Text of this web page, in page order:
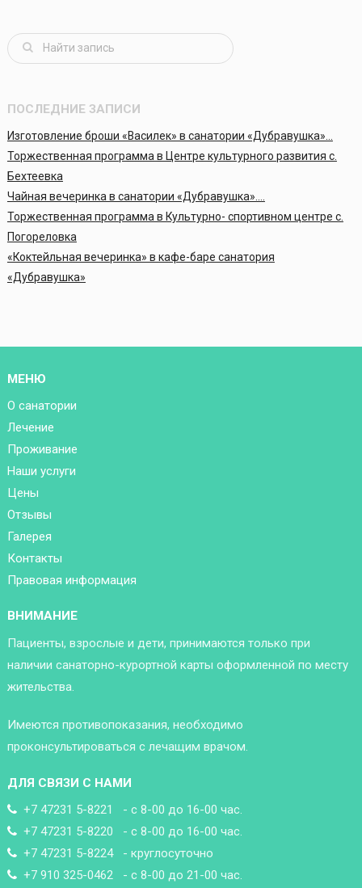
ПОСЛЕДНИЕ ЗАПИСИ
Изготовление броши «Василек» в санатории «Дубравушка»…
Торжественная программа в Центре культурного развития с.
Бехтеевка
Чайная вечеринка в санатории «Дубравушка»….
Торжественная программа в Культурно- спортивном центре с.
Погореловка
«Коктейльная вечеринка» в кафе-баре санатория
«Дубравушка»
МЕНЮ
О санатории
Лечение
Проживание
Наши услуги
Цены
Отзывы
Галерея
Контакты
Правовая информация
ВНИМАНИЕ
Пациенты, взрослые и дети, принимаются только при
наличии санаторно-курортной карты оформленной по месту
жительства.
Имеются противопоказания, необходимо
проконсультироваться с лечащим врачом.
ДЛЯ СВЯЗИ С НАМИ
+7 47231 5-8221 - с 8-00 до 16-00 час.
+7 47231 5-8220 - с 8-00 до 16-00 час.
+7 47231 5-8224 - круглосуточно
+7 910 325-0462 - с 8-00 до 21-00 час.